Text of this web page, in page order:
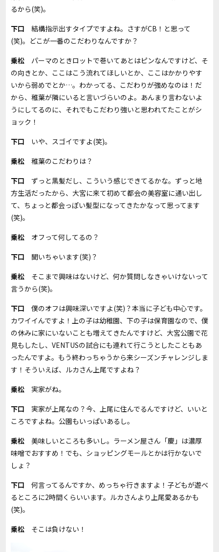
るから(笑)。
下口 結構指示出すタイプですよね。さすがCB！ と思って
(笑)。どこが一番のこだわりなんですか？
乗松 パーマのときロットで巻いてあとはピンなんですけど、そ
の向きとか、ここはこう流れてほしいとか、ここはかかりやす
いから弱めでとか…。わかってる、こだわりが強めなのは！だ
から、稚葉が隣にいると言いづらいのよ。あんまり言わないよ
うにしてるのに、それでもこだわり強いと思われてたことがシ
ョック！
下口 いや、スゴイですよ(笑)。
乗松 稚葉のこだわりは？
下口 ずっと黒髪だし、こういう感じできてるかな。ずっと地
方生活だったから、大宮に来て初めて都会の美容室に通い出し
て、ちょっと都会っぽい髪型になってきたかなって思ってます
(笑)。
乗松 オフって何してるの？
下口 聞いちゃいます(笑) ？
乗松 そこまで興味はないけど、何か質問しなきゃいけないって
言うから(笑)。
下口 僕のオフは興味深いですよ(笑) ？本当に子ども中心です。
カワイイんですよ！上の子は幼稚園、下の子は保育園なので、僕
の休みに家にいないことも増えてきたんですけど、大宮公園で花
見もしたし、 VENTUSの試合にも連れて行こうとしたこともあ
ったんですよ。もう終わっちゃうから来シーズンチャレンジしま
す！そういえば、ルカさん上尾ですよね？
乗松 実家がね。
下口 実家が上尾なの？今、上尾に住んでるんですけど、いいと
ころですよね。公園もいっぱいあるし。
乗松 美味しいところも多いし。ラーメン屋さん「慶」は濃厚
味噌でおすすめ！でも、ショッピングモールとかは行かないで
しょ？
下口 何言ってるんですか、めっちゃ行きますよ！子どもが遊べ
るところに2時間くらいいます。ルカさんより上尾愛あるかも
(笑)。
乗松 そこは負けない！